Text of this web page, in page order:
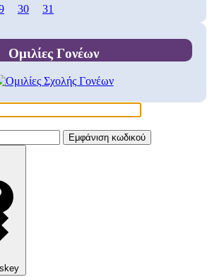
30 31
Ομιλίες Γονέων
Εμφάνιση κωδικού